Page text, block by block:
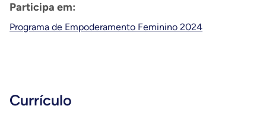
Participa em:
Programa de Empoderamento Feminino 2024
Currículo